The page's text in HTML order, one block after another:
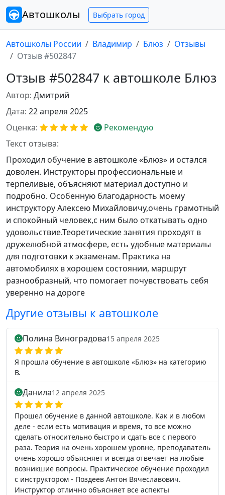
Автошколы Выбрать город
Автошколы России Владимир Блюз
Отзывы
Отзыв #502847
Отзыв #502847 к автошколе Блюз
Автор: Дмитрий
Дата: 22 апреля 2025
Оценка:
Рекомендую
Текст отзыва:
Проходил обучение в автошколе «Блюз» и остался
доволен. Инструкторы профессиональные и
терпеливые, объясняют материал доступно и
подробно. Особенную благодарность моему
инструктору Алексею Михайловичу,очень грамотный
и спокойный человек,с ним было откатывать одно
удовольствие.Теоретические занятия проходят в
дружелюбной атмосфере, есть удобные материалы
для подготовки к экзаменам. Практика на
автомобилях в хорошем состоянии, маршрут
разнообразный, что помогает почувствовать себя
уверенно на дороге
Другие отзывы к автошколе
Полина Виноградова15 апреля 2025
Я прошла обучение в автошколе «Блюз» на категорию
В.
Данила12 апреля 2025
Прошел обучение в данной автошколе. Как и в любом
деле - если есть мотивация и время, то все можно
сделать относительно быстро и сдать все с первого
раза. Теория на очень хорошем уровне, преподаватель
очень хорошо объясняет и всегда отвечает на любые
возникшие вопросы. Практическое обучение проходил
с инструктором - Поздеев Антон Вячеславович.
Инструктор отлично объясняет все аспекты